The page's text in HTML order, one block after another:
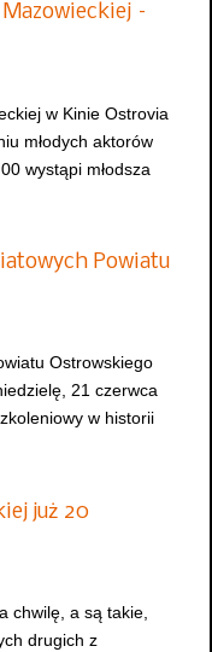
–
w Kinie Ostrovia
młodych aktorów
wystąpi młodsza
Powiatu
Ostrowskiego
21 czerwca
w historii
już 20
chwilę, a są takie,
drugich z